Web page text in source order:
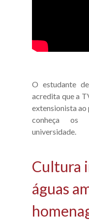
O estudante
acredita que a
extensionista
conheça os
universidade.
Cultura
águas